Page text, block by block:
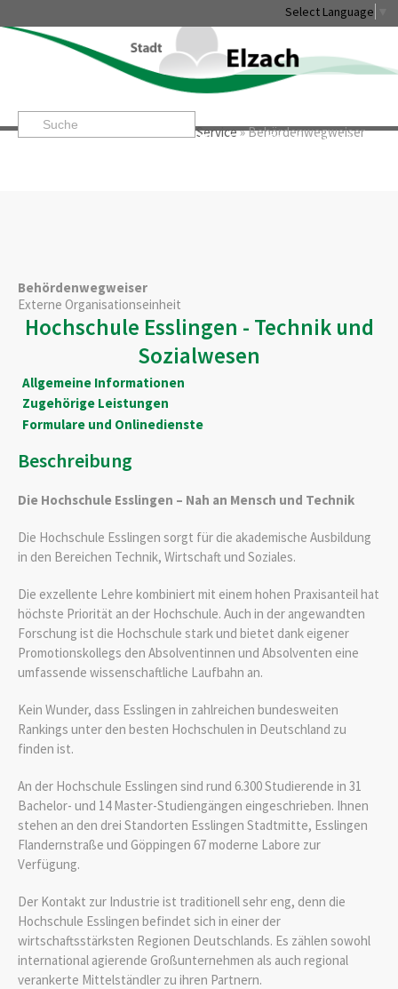
Select Language
Startseite» »Service»Behördenwegweiser
Leben & Erleben Rathaus & Service Stadtentwicklung &
Behördenwegweiser
Externe Organisationseinheit
Hochschule Esslingen - Technik und
Sozialwesen
Allgemeine Informationen
Zugehörige Leistungen
Formulare und Onlinedienste
Beschreibung
Die Hochschule Esslingen – Nah an Mensch und Technik
Die Hochschule Esslingen sorgt für die akademische Ausbildung
in den Bereichen Technik, Wirtschaft und Soziales.
Die exzellente Lehre kombiniert mit einem hohen Praxisanteil hat
höchste Priorität an der Hochschule. Auch in der angewandten
Forschung ist die Hochschule stark und bietet dank eigener
Promotionskollegs den Absolventinnen und Absolventen eine
umfassende wissenschaftliche Laufbahn an.
Kein Wunder, dass Esslingen in zahlreichen bundesweiten
Rankings unter den besten Hochschulen in Deutschland zu
finden ist.
An der Hochschule Esslingen sind rund 6.300 Studierende in 31
Bachelor- und 14 Master-Studiengängen eingeschrieben. Ihnen
stehen an den drei Standorten Esslingen Stadtmitte, Esslingen
Flandernstraße und Göppingen 67 moderne Labore zur
Verfügung.
Der Kontakt zur Industrie ist traditionell sehr eng, denn die
Hochschule Esslingen befindet sich in einer der
wirtschaftsstärksten Regionen Deutschlands. Es zählen sowohl
international agierende Großunternehmen als auch regional
verankerte Mittelständler zu ihren Partnern.